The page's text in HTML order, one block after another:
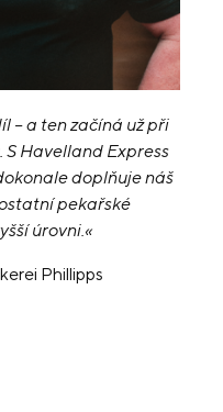
– a ten začíná už při
Havelland Express
doplňuje náš
pekařské
úrovni.«
Phillipps